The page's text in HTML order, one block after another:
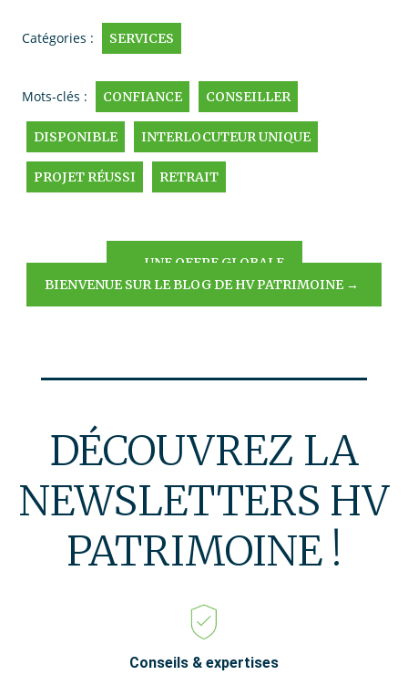
Catégories : SERVICES
Mots-clés : CONFIANCE CONSEILLER
DISPONIBLE INTERLOCUTEUR UNIQUE
PROJET RÉUSSI RETRAIT
NAVIGATION
L’ARTICLE
UNE OFFRE GLOBALE
BIENVENUE SUR LE BLOG DE HV PATRIMOINE →
DÉCOUVREZ LA
NEWSLETTERS HV
PATRIMOINE !
Conseils & expertises